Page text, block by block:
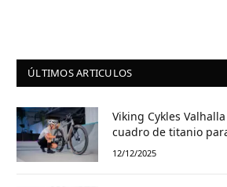
ÚLTIMOS ARTICULOS
Viking Cykles
cuadro de titanio
12/12/2025